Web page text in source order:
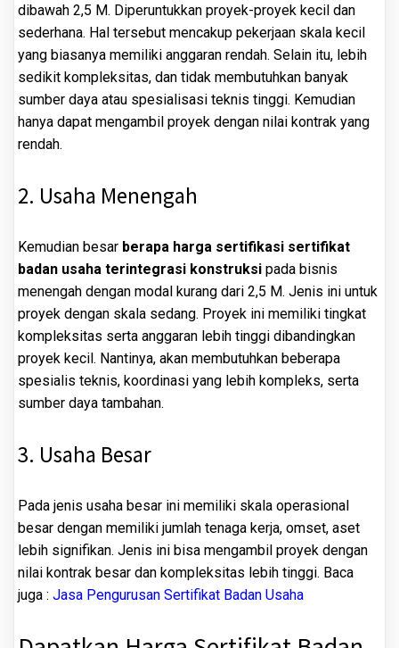
dibawah 2,5 M. Diperuntukkan proyek-proyek kecil dan
sederhana. Hal tersebut mencakup pekerjaan skala kecil
yang biasanya memiliki anggaran rendah. Selain itu, lebih
sedikit kompleksitas, dan tidak membutuhkan banyak
sumber daya atau spesialisasi teknis tinggi. Kemudian
hanya dapat mengambil proyek dengan nilai kontrak yang
rendah.
2. Usaha Menengah
Kemudian besar berapa harga sertifikasi sertifikat
badan usaha terintegrasi konstruksi pada bisnis
menengah dengan modal kurang dari 2,5 M. Jenis ini untuk
proyek dengan skala sedang. Proyek ini memiliki tingkat
kompleksitas serta anggaran lebih tinggi dibandingkan
proyek kecil. Nantinya, akan membutuhkan beberapa
spesialis teknis, koordinasi yang lebih kompleks, serta
sumber daya tambahan.
3. Usaha Besar
Pada jenis usaha besar ini memiliki skala operasional
besar dengan memiliki jumlah tenaga kerja, omset, aset
lebih signifikan. Jenis ini bisa mengambil proyek dengan
nilai kontrak besar dan kompleksitas lebih tinggi. Baca
juga : Jasa Pengurusan Sertifikat Badan Usaha